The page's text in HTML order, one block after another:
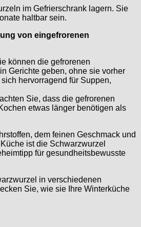
im Gefrierschrank lagern. Sie
haltbar sein.
von eingefrorenen
können die gefrorenen
Gerichte geben, ohne sie vorher
hervorragend für Suppen,
Sie, dass die gefrorenen
etwas länger benötigen als
dem feinen Geschmack und
ist die Schwarzwurzel
für gesundheitsbewusste
in verschiedenen
Sie, wie sie Ihre Winterküche